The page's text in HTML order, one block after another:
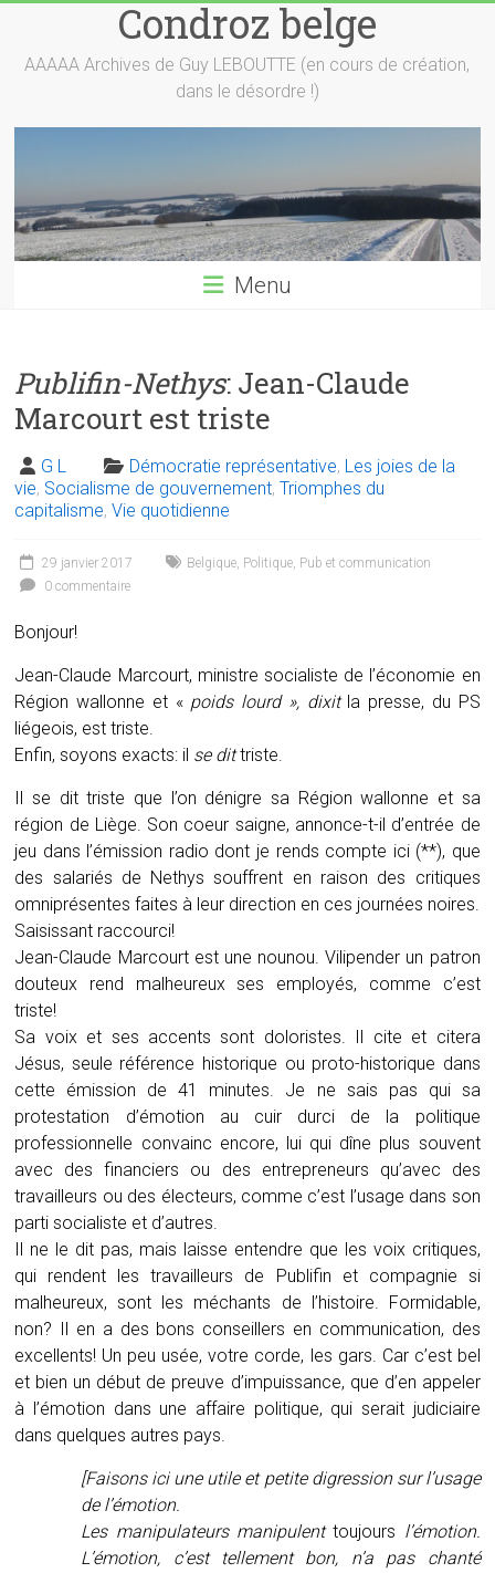
content
Condroz belge
AAAAA Archives de Guy LEBOUTTE (en cours de création,
dans le désordre !)
Menu
Publifin-Nethys: Jean-Claude
Marcourt est triste
G L Démocratie représentative, Les joies de la
vie, Socialisme de gouvernement,Triomphes du
capitalisme,Vie quotidienne
29 janvier 2017 Belgique, Politique, Pub et communication
0 commentaire
Bonjour!
Jean-Claude Marcourt, ministre socialiste de l’économie en
Région wallonne et « poids lourd », dixit la presse, du PS
liégeois, est triste.
Enfin, soyons exacts: il se dittriste.
Il se dit triste que l’on dénigre sa Région wallonne et sa
région de Liège. Son coeur saigne, annonce-t-il d’entrée de
jeu dans l’émission radio dont je rends compte ici (**), que
des salariés de Nethys souffrent en raison des critiques
omniprésentes faites à leur direction en ces journées noires.
Saisissant raccourci!
Jean-Claude Marcourt est une nounou. Vilipender un patron
douteux rend malheureux ses employés, comme c’est
triste!
Sa voix et ses accents sont doloristes. Il cite et citera
Jésus, seule référence historique ou proto-historique dans
cette émission de 41 minutes. Je ne sais pas qui sa
protestation d’émotion au cuir durci de la politique
professionnelle convainc encore, lui qui dîne plus souvent
avec des financiers ou des entrepreneurs qu’avec des
travailleurs ou des électeurs, comme c’est l’usage dans son
parti socialiste et d’autres.
Il ne le dit pas, mais laisse entendre que les voix critiques,
qui rendent les travailleurs de Publifin et compagnie si
malheureux, sont les méchants de l’histoire. Formidable,
non? Il en a des bons conseillers en communication, des
excellents! Un peu usée, votre corde, les gars. Car c’est bel
et bien un début de preuve d’impuissance, que d’en appeler
à l’émotion dans une affaire politique, qui serait judiciaire
dans quelques autres pays.
[Faisons ici une utile et petite digression sur l’usage
de l’émotion.
Les manipulateurs manipulenttoujours l’émotion.
L’émotion, c’est tellement bon, n’a pas chanté